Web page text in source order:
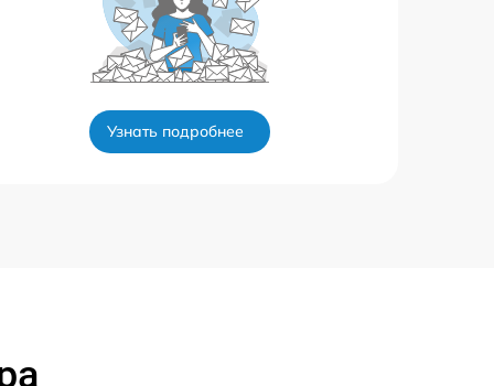
Узнать подробнее